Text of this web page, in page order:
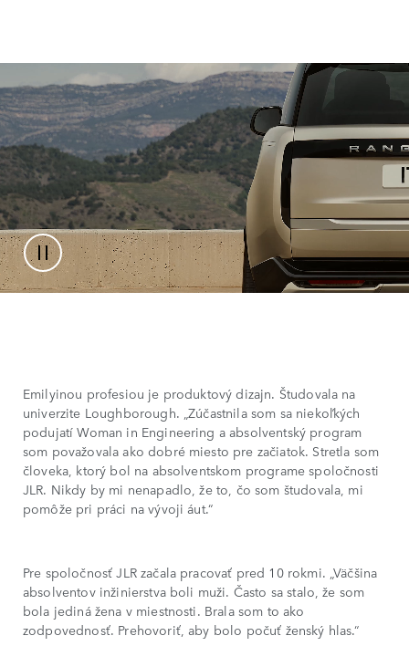
Emilyinou profesiou je produktový dizajn. Študovala na
univerzite Loughborough. „Zúčastnila som sa niekoľkých
podujatí Woman in Engineering a absolventský program
som považovala ako dobré miesto pre začiatok. Stretla som
človeka, ktorý bol na absolventskom programe spoločnosti
JLR. Nikdy by mi nenapadlo, že to, čo som študovala, mi
pomôže pri práci na vývoji áut.“
Pre spoločnosť JLR začala pracovať pred 10 rokmi. „Väčšina
absolventov inžinierstva boli muži. Často sa stalo, že som
bola jediná žena v miestnosti. Brala som to ako
zodpovednosť. Prehovoriť, aby bolo počuť ženský hlas.“